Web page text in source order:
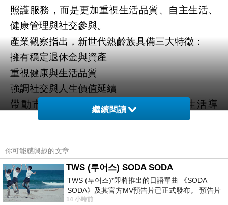
照護服務，而是更加重視生活品質、自主生活、
健康管理與社交參與。
產業觀察指出，新世代熟齡族具備三大特徵：
擁有穩定退休金與資產
重視健康與生活品質
強調社交與人生價值延續
帶動市場從「照護導向」正式轉向「生活導
向」。
銀髮經濟三大核心板塊成形
根據產業分析，銀髮經濟已形成三大核心成長領
域：
一、熟齡住宅與飯店式長住服務
繼續閱讀
你可能感興趣的文章
TWS (투어스) SODA SODA
TWS (투어스)*即將推出的日語單曲 《SODA
SODA》及其官方MV預告片已正式發布。 預告片
一經發布， 就引發了粉絲們對這次夏季回
14 小時前